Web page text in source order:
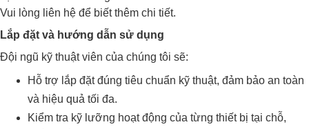
Vui lòng liên hệ để biết thêm chi tiết.
Lắp đặt và hướng dẫn sử dụng
Đội ngũ kỹ thuật viên của chúng tôi sẽ:
Hỗ trợ lắp đặt đúng tiêu chuẩn kỹ thuật, đảm bảo an toàn
và hiệu quả tối đa.
Kiểm tra kỹ lưỡng hoạt động của từng thiết bị tại chỗ,